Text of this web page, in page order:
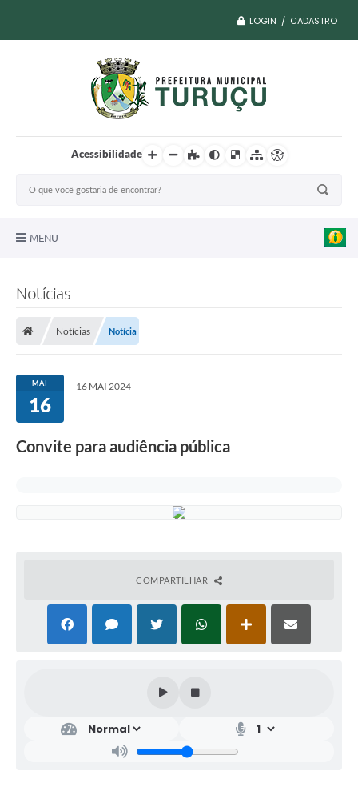
LOGIN / CADASTRO
Acessibilidade
MENU
Transparência
Serviços
Notícias
Notícias Notícia
MAI
16
16 MAI 2024
Convite para audiência pública
COMPARTILHAR